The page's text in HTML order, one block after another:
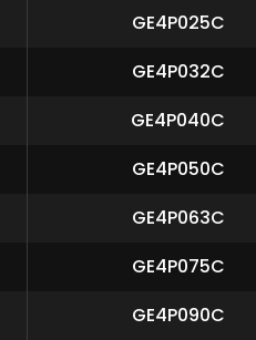
GE4P025C
GE4P032C
GE4P040C
GE4P050C
GE4P063C
GE4P075C
GE4P090C